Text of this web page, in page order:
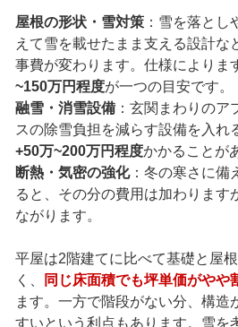
屋根の形状・雪対策：雪を落とし
えて雪を載せたまま支える設計な
事費が変わります。仕様によりま
~150万円程度が一つの目安です。
融雪・消雪設備：玄関まわりのア
スの除雪負担を減らす設備を入れ
+50万~200万円程度かかることが
断熱・気密の強化：冬の寒さに備
ると、その分の費用は加わります
ながります。
平屋は2階建てに比べて基礎と屋
く、
同じ床面積でも坪単価がやや
ます。一方で階段がない分、構造
すいという利点もあります。雪を